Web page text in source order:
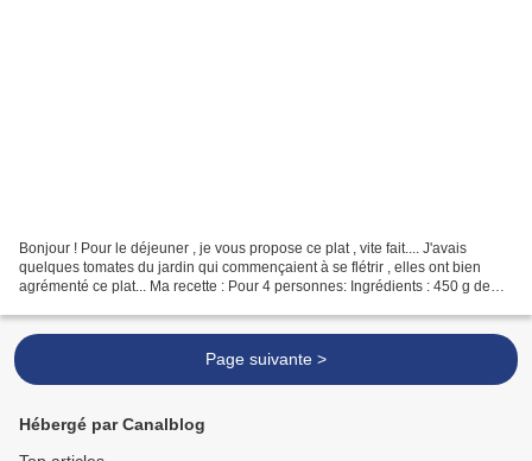
Bonjour ! Pour le déjeuner , je vous propose ce plat , vite fait.... J'avais
quelques tomates du jardin qui commençaient à se flétrir , elles ont bien
agrémenté ce plat... Ma recette : Pour 4 personnes: Ingrédients : 450 g de
Page suivante >
Hébergé par Canalblog